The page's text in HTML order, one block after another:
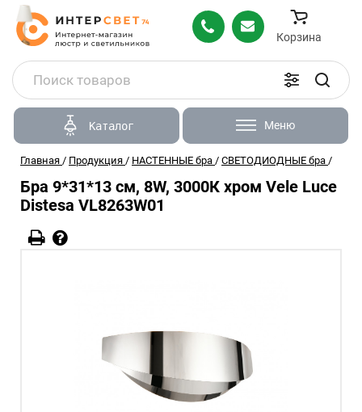
Корзина
Каталог Меню
Главная / Продукция / НАСТЕННЫЕ бра / СВЕТОДИОДНЫЕ бра /
Бра 9*31*13 см, 8W, 3000К хром Vele Luce
Distesa VL8263W01